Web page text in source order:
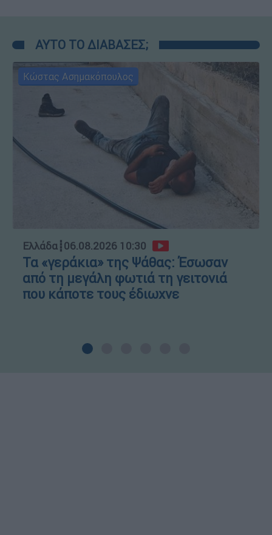
ΑΥΤΟ ΤΟ ΔΙΑΒΑΣΕΣ;
Κώστας Ασημακόπουλος
Ελλάδα┋06.08.2026 10:30
Τα «γεράκια» της Ψάθας: Έσωσαν
από τη μεγάλη φωτιά τη γειτονιά
που κάποτε τους έδιωχνε